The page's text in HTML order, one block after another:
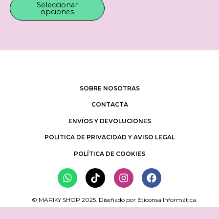
de
Seleccionar
opciones
Las
de
producto
SOBRE NOSOTRAS
CONTACTA
ENVÍOS Y DEVOLUCIONES
POLÍTICA DE PRIVACIDAD Y AVISO LEGAL
POLÍTICA DE COOKIES
Whatsapp
TiktokInstagramFacebook
© MARIKY SHOP 2025. Diseñado por Eticonsa Informática.